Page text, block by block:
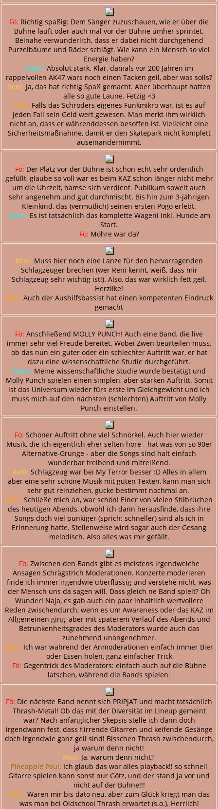
Fö: Richtig spaßig: Dem Sänger zuzuschauen, wie er über die
Bühne läuft oder auch mal vor der Bühne umher sprintet.
Beinahe verwunderlich, dass er dabei nicht durchgehend
Purzelbäume und Räder schlägt. Wie kann ein Mensch so viel
Energie haben?
Zwen: Absolut stark. Klar, damals vor 200 Jahren im
rappelvollen AK47 wars noch einen Tacken geil, aber was solls?
Reni: Ja, das hat richtig Spaß gemacht. Aber überhaupt hatten
alle so gute Laune. Fetzig <3
Götz: Falls das Schröders eigenes Funkmikro war, ist es auf
jeden Fall sein Geld wert gewesen. Man merkt ihm wirklich
nicht an, dass er währenddessen besoffen ist. Vielleicht eine
Sicherheitsmaßnahme, damit er den Skatepark nicht komplett
auseinandernimmt.
Fö: Der Platz vor der Bühne ist schon echt sehr ordentlich
gefüllt, glaube so voll war es beim KAZ schon länger nicht mehr
um die Uhrzeit, hamse sich verdient. Publikum soweit auch
sehr angenehm und gut durchmischt. Bis hin zum 3-jährigen
Kleinkind, das (vermutlich) seinen ersten Pogo erlebt.
Zwen: Es ist tatsächlich das komplette Wageni inkl. Hunde am
Start.
Fö: Möhre war da?
Reni: Muss hier noch eine Lanze für den hervorragenden
Schlagzeuger brechen (wer Reni kennt, weiß, dass mir
Schlagzeug sehr wichtig ist!). Also, das war wirklich fett geil.
Herzlike!
Götz: Auch der Aushilfsbassist hat einen kompetenten Eindruck
gemacht
Fö: Anschließend MOLLY PUNCH! Auch eine Band, die live
immer sehr viel Freude bereitet. Wobei Zwen beurteilen muss,
ob das nun ein guter oder ein schlechter Auftritt war, er hat
dazu eine wissenschaftliche Studie durchgeführt.
Zwen: Meine wissenschaftliche Studie wurde bestätigt und
Molly Punch spielen einen simplen, aber starken Auftritt. Somit
ist das Universum wieder fürs erste im Gleichgewicht und ich
muss mich auf den nächsten (schlechten) Auftritt von Molly
Punch einstellen.
Fö: Schöner Auftritt ohne viel Schnörkel. Auch hier wieder
Musik, die ich eigentlich eher selten höre - hat was von so 90er
Alternative-Grunge - aber die Songs sind halt einfach
wunderbar treibend und mitreißend.
Reni: Schlagzeug war bei My Terror besser :D Alles in allem
aber eine sehr schöne Musik mit guten Texten, kann man sich
sehr gut reinziehen, gucke bestimmt nochmal an.
Götz: Schließe mich an, war schön! Einer von vielen Stilbrüchen
des heutigen Abends, obwohl ich dann herausfinde, dass ihre
Songs doch viel punkiger (sprich: schneller) sind als ich in
Erinnerung hatte. Stellenweise wird sogar auch der Gesang
melodisch. Also alles was mir gefällt.
Fö: Zwischen den Bands gibt es meistens irgendwelche
Ansagen Schrägstrich Moderationen. Konzerte moderieren
finde ich immer irgendwie überflüssig und verstehe nicht, was
der Mensch uns da sagen will. Dass gleich ne Band spielt? Oh
Wunder! Naja, es gab auch ein paar inhaltlich wertvollere
Reden zwischendurch, wenn es um Awareness oder das KAZ im
Allgemeinen ging, aber mit späterem Verlauf des Abends und
Betrunkenheitsgrades des Moderators wurde auch das
zunehmend unangenehmer.
Götz: Ich war während der Anmoderationen einfach immer Bier
oder Essen holen, ganz einfacher Trick
Fö: Gegentrick des Moderators: einfach auch auf die Bühne
latschen, während die Bands spielen.
Fö: Die nächste Band nennt sich PRIPJAT und macht tatsächlich
Thrash-Metal! Ob das mit der Diversität im Lineup gemeint
war? Nach anfänglicher Skepsis stelle ich dann doch
irgendwann fest, dass flirrende Gitarren und keifende Gesänge
doch irgendwie ganz geil sind! Bisschen Thrash zwischendurch,
ja warum denn nicht!
Reni: Ja, warum denn nicht?
Pineapple Paul: Ich glaub das war alles playback!! so schnell
Gitarre spielen kann sonst nur Götz, und der stand ja vor und
nicht auf der Bühne!!!
Götz: Waren mir bis dato neu, aber zum Glück kriegt man das
was man bei Oldschool Thrash erwartet (s.o.). Herrlich!